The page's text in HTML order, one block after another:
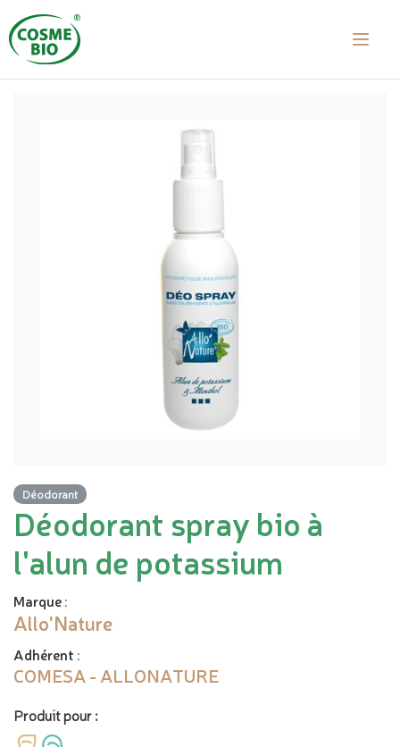
Déodorant
Déodorant spray bio à
l'alun de potassium
Marque:
Allo'Nature
Adhérent :
COMESA - ALLONATURE
Produit pour :